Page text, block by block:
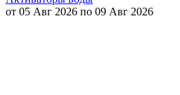
от 05 Авг 2026 по 09 Авг 2026